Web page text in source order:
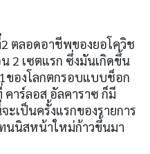
ตลอดอาชีพของยอโควิช
2 เซตแรก ซึ่งมันเกิดขึ้น
ของโลกตกรอบแบบช็อก
าร์ลอส อัลคาราซ ก็มี
เป็นครั้งแรกของรายการ
นนิสหน้าใหม่ก้าวขึ้นมา